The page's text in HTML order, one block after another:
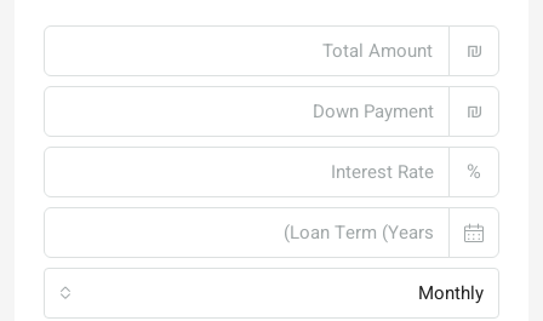
₪
₪
%
Monthly